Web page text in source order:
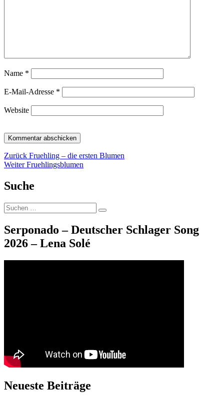
Name *
E-Mail-Adresse *
Website
Beitragsnavigation
Zurück Vorheriger
Beitrag:
Fruehling – die ersten Blumen
Weiter Nächster
Fruehlingsblumen
Suche
Suche
nach:
Suchen
Serponado – Deutscher Schlager Song
2026 – Lena Solé
Neueste Beiträge